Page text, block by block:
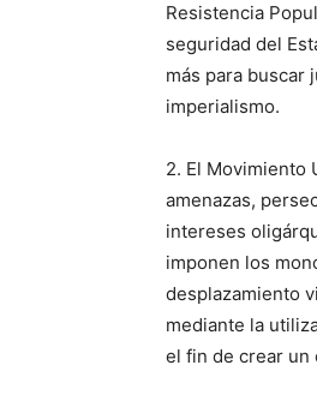
Resistencia
seguridad del
más para buscar
imperialismo.
2. El Movimiento
amenazas,
intereses
imponen los
desplazamiento
mediante la
el fin de crear un